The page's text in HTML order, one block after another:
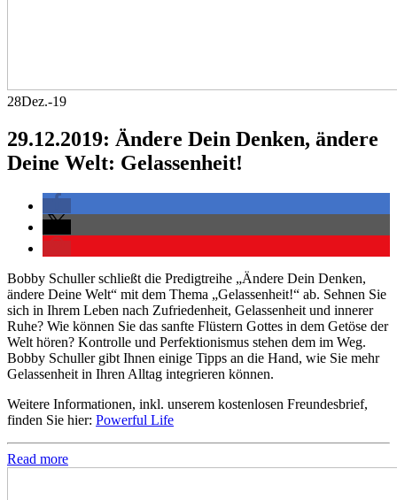
28Dez.-19
29.12.2019: Ändere Dein Denken, ändere
Deine Welt: Gelassenheit!
Bobby Schuller schließt die Predigtreihe „Ändere Dein Denken,
ändere Deine Welt“ mit dem Thema „Gelassenheit!“ ab. Sehnen Sie
sich in Ihrem Leben nach Zufriedenheit, Gelassenheit und innerer
Ruhe? Wie können Sie das sanfte Flüstern Gottes in dem Getöse der
Welt hören? Kontrolle und Perfektionismus stehen dem im Weg.
Bobby Schuller gibt Ihnen einige Tipps an die Hand, wie Sie mehr
Gelassenheit in Ihren Alltag integrieren können.
Weitere Informationen, inkl. unserem kostenlosen Freundesbrief,
finden Sie hier: Powerful Life
Read more